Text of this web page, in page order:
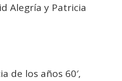
Alegría y Patricia
de los años 60′,